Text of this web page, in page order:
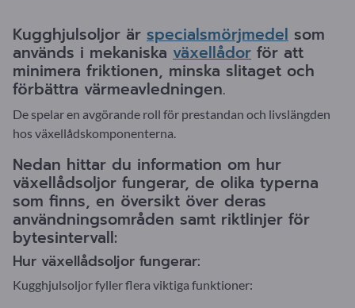
Kugghjulsoljor är specialsmörjmedel som
används i mekaniska växellådor för att
minimera friktionen, minska slitaget och
förbättra värmeavledningen.
De spelar en avgörande roll för prestandan och livslängden
hos växellådskomponenterna.
Nedan hittar du information om hur
växellådsoljor fungerar, de olika typerna
som finns, en översikt över deras
användningsområden samt riktlinjer för
bytesintervall:
Hur växellådsoljor fungerar:
Kugghjulsoljor fyller flera viktiga funktioner: